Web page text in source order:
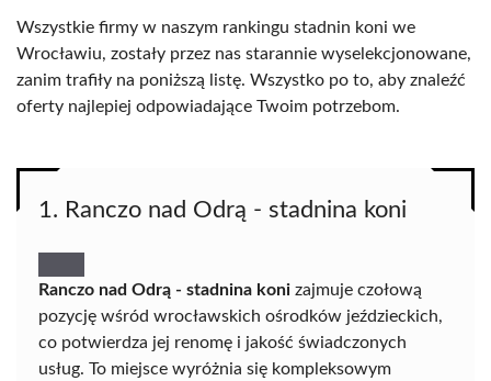
Wszystkie firmy w naszym rankingu stadnin koni we
Wrocławiu, zostały przez nas starannie wyselekcjonowane,
zanim trafiły na poniższą listę. Wszystko po to, aby znaleźć
oferty najlepiej odpowiadające Twoim potrzebom.
1. Ranczo nad Odrą - stadnina koni
Ranczo nad Odrą - stadnina koni zajmuje czołową
pozycję wśród wrocławskich ośrodków jeździeckich,
co potwierdza jej renomę i jakość świadczonych
usług. To miejsce wyróżnia się kompleksowym